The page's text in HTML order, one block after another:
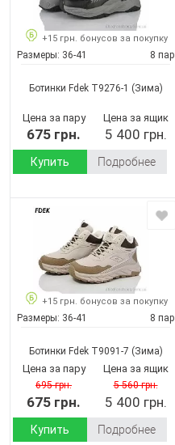
+15 грн. бонусов за покупку
Размеры: 36-41 8 пар
Ботинки Fdek T9276-1 (Зима)
Цена за пару
675 грн.
Цена за ящик
5 400 грн.
Купить Подробнее
+15 грн. бонусов за покупку
Размеры: 36-41 8 пар
Ботинки Fdek T9091-7 (Зима)
Цена за пару
695 грн.
675 грн.
Цена за ящик
5 560 грн.
5 400 грн.
Купить Подробнее